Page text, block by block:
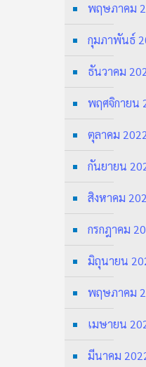
พฤษภาคม
กุมภาพันธ์
ธันวาคม
พฤศจิกายน
ตุลาคม
กันยายน
สิงหาคม
กรกฎาคม
มิถุนายน
พฤษภาคม
เมษายน
มีนาคม